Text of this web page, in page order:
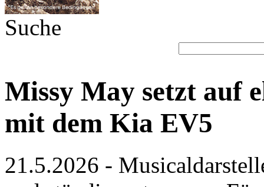
Suche
Missy May setzt auf
mit dem Kia EV5
21.5.2026 -